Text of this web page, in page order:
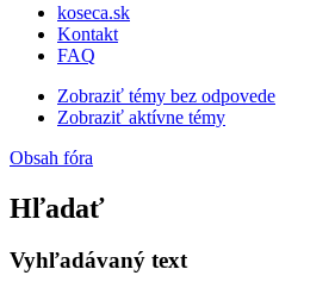
koseca.sk
Kontakt
FAQ
Zobraziť témy bez odpovede
Zobraziť aktívne témy
Obsah fóra
Hľadať
Vyhľadávaný text